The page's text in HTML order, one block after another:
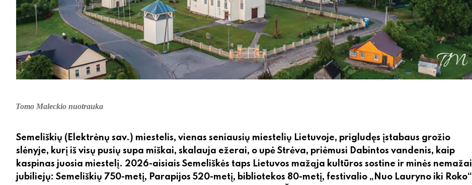
Tomo Maleckio nuotrauka
Semeliškių (Elektrėnų sav.) miestelis, vienas seniausių miestelių Lietuvoje, prigludęs įstabaus grožio
slėnyje, kurį iš visų pusių supa miškai, skalauja ežerai, o upė Strėva, priėmusi Dabintos vandenis, kaip
kaspinas juosia miestelį. 2026-aisiais Semeliškės taps Lietuvos mažąja kultūros sostine ir minės nemažai
jubiliejų: Semeliškių 750-metį, Parapijos 520-metį, bibliotekos 80-metį, festivalio „Nuo Lauryno iki Roko“